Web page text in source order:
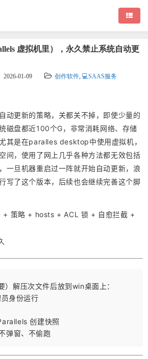
虚拟机里），永久禁止系统自动更
2026-01-09 创作软件, 💻SAAS服务
动更新的策略，关都关不掉，即使少量的
磁盘都近100个G，非常消耗网络、存储
其是在paralles desktop中使用虚拟机，
间，使用了网上几乎各种方法都无效包括
一旦机器重启过一阵就开始自动更新，浪
写了这个版本，后续也会继续完善这个脚
+ 策略 + hosts + ACL 锁 + 自愈拦截 +
）解压次文件后放到win桌面上：
身份运行
创建快照
弹窗、不偷跑